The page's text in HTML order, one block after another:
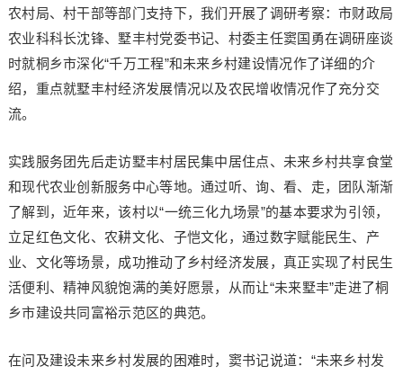
农村局、村干部等部门支持下，我们开展了调研考察：市财政局
农业科科长沈锋、墅丰村党委书记、村委主任窦国勇在调研座谈
时就桐乡市深化“千万工程”和未来乡村建设情况作了详细的介
绍，重点就墅丰村经济发展情况以及农民增收情况作了充分交
流。
实践服务团先后走访墅丰村居民集中居住点、未来乡村共享食堂
和现代农业创新服务中心等地。通过听、询、看、走，团队渐渐
了解到，近年来，该村以“一统三化九场景”的基本要求为引领，
立足红色文化、农耕文化、子恺文化，通过数字赋能民生、产
业、文化等场景，成功推动了乡村经济发展，真正实现了村民生
活便利、精神风貌饱满的美好愿景，从而让“未来墅丰”走进了桐
乡市建设共同富裕示范区的典范。
在问及建设未来乡村发展的困难时，窦书记说道：“未来乡村发